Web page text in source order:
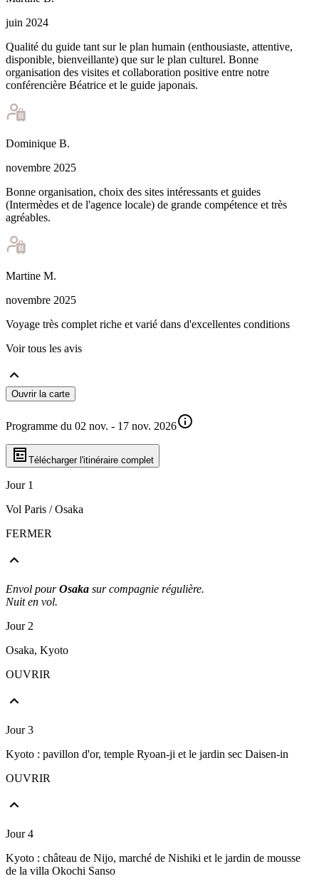
juin 2024
Qualité du guide tant sur le plan humain (enthousiaste, attentive,
disponible, bienveillante) que sur le plan culturel. Bonne
organisation des visites et collaboration positive entre notre
conférencière Béatrice et le guide japonais.
Dominique B.
novembre 2025
Bonne organisation, choix des sites intéressants et guides
(Intermèdes et de l'agence locale) de grande compétence et très
agréables.
Martine M.
novembre 2025
Voyage très complet riche et varié dans d'excellentes conditions
Voir tous les avis
Ouvrir la carte
Programme du 02 nov. - 17 nov. 2026
Télécharger l'itinéraire complet
Jour 1
Vol Paris / Osaka
FERMER
Envol pourOsaka sur compagnie régulière.
Nuit en vol.
Jour 2
Osaka, Kyoto
OUVRIR
Jour 3
Kyoto : pavillon d'or, temple Ryoan-ji et le jardin sec Daisen-in
OUVRIR
Jour 4
Kyoto : château de Nijo, marché de Nishiki et le jardin de mousse
de la villa Okochi Sanso